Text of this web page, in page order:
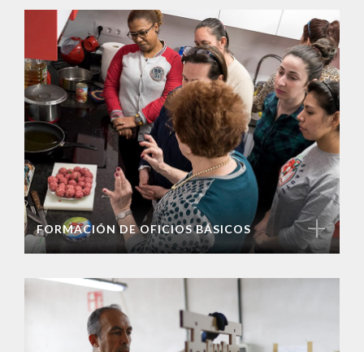
FORMACIÓN DE OFICIOS BÁSICOS +